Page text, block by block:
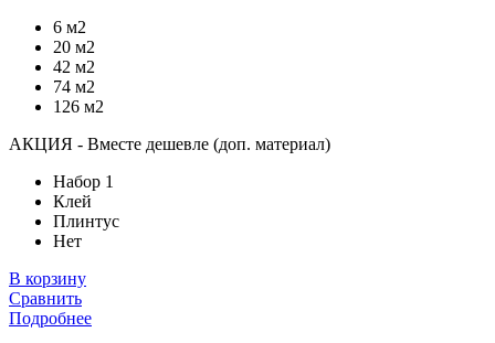
6 м2
20 м2
42 м2
74 м2
126 м2
АКЦИЯ - Вместе дешевле (доп. материал)
Набор 1
Клей
Плинтус
Нет
В корзину
Сравнить
Подробнее